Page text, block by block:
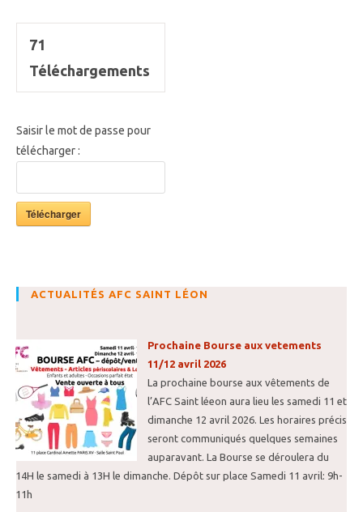
71
Téléchargements
Saisir le mot de passe pour
télécharger :
Télécharger
ACTUALITÉS AFC SAINT LÉON
Prochaine Bourse aux vetements
11/12 avril 2026
La prochaine bourse aux vêtements de
l’AFC Saint léeon aura lieu les samedi 11 et
dimanche 12 avril 2026. Les horaires précis
seront communiqués quelques semaines
auparavant. La Bourse se déroulera du
14H le samedi à 13H le dimanche. Dépôt sur place Samedi 11 avril: 9h-
11h